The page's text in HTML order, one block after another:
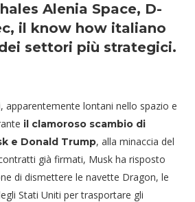
Alenia Space, D-
il know how italiano
settori più strategici.
apparentemente lontani nello spazio e
il clamoroso scambio di
e Donald Trump, alla minaccia del
già firmati, Musk ha risposto
di dismettere le navette Dragon, le
Stati Uniti per trasportare gli